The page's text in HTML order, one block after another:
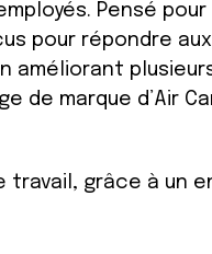
Pensé pour
pour répondre
améliorant
de marque d’Air
travail, grâce à un